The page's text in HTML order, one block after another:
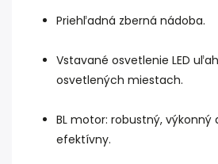
Priehľadná zberná nádoba.
Vstavané osvetlenie LED
osvetlených miestach.
BL motor: robustný, výkonný
efektívny.